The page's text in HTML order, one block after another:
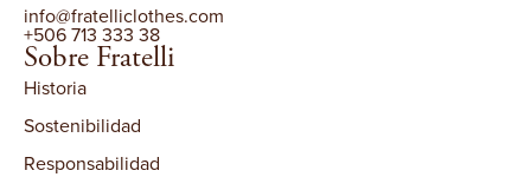
info@fratelliclothes.com
+506 713 333 38
Sobre Fratelli
Historia
Sostenibilidad
Responsabilidad